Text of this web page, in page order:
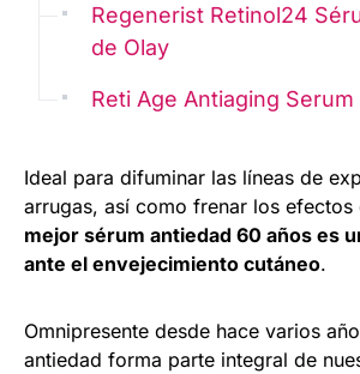
Regenerist Retinol24
de Olay
Reti Age Antiaging
Ideal para difuminar las líneas de
arrugas, así como frenar los efectos
mejor sérum antiedad 60 años es
ante el envejecimiento cutáneo.
Omnipresente desde hace varios
antiedad forma parte integral de